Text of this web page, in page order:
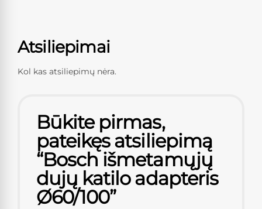
Atsiliepimai
Kol kas atsiliepimų nėra.
Būkite pirmas,
pateikęs atsiliepimą
“Bosch išmetamųjų
dujų katilo adapteris
Ø60/100”